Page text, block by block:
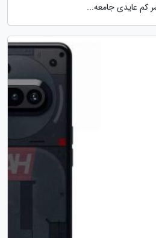
کم عایدی جامعه...